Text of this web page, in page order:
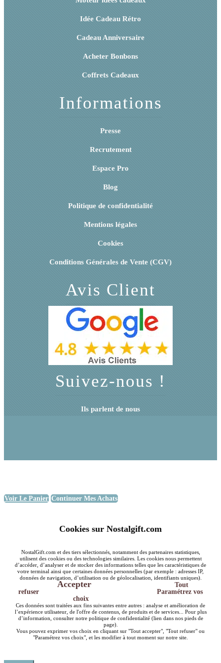
Idée Cadeau Rétro
Cadeau Anniversaire
Acheter Bonbons
Coffrets Cadeaux
Informations
Presse
Recrutement
Espace Pro
Blog
Politique de confidentialité
Mentions légales
Cookies
Conditions Générales de Vente (CGV)
Avis Client
Suivez-nous !
Ils parlent de nous
Voir Le Panier Continuer Mes Achats
Cookies sur Nostalgift.com
NostalGift.com et des tiers sélectionnés, notamment des partenaires statistiques,
utilisent des cookies ou des technologies similaires. Les cookies nous permettent
d’accéder, d’analyser et de stocker des informations telles que les caractéristiques de
votre terminal ainsi que certaines données personnelles (par exemple : adresses IP,
données de navigation, d’utilisation ou de géolocalisation, identifiants uniques).
Accepter
Tout
refuser
Paramétrez vos
choix
Ces données sont traitées aux fins suivantes entre autres : analyse et amélioration de
l’expérience utilisateur, de l'offre de contenus, de produits et de services... Pour plus
d’information, consulter notre politique de confidentialité (lien dans nos pieds de
page).
Vous pouvez exprimer vos choix en cliquant sur "Tout accepter", "Tout refuser" ou
"Paramétrez vos choix", et les modifier à tout moment sur notre site.